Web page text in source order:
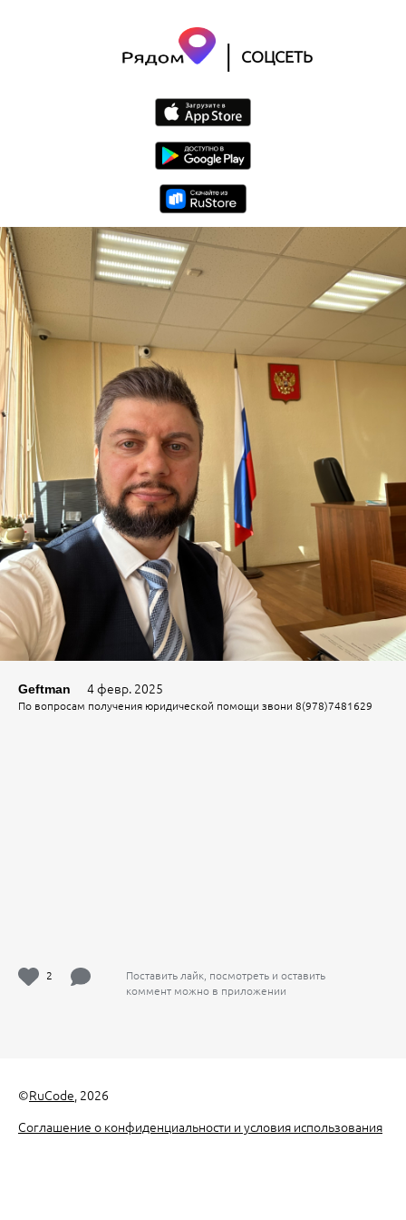
| СОЦСЕТЬ
Geftman 4 февр. 2025
По вопросам получения юридической помощи звони 8(978)7481629
2
Поставить лайк, посмотреть и оставить
коммент можно в приложении
©RuCode, 2026
Соглашение о конфиденциальности и условия использования